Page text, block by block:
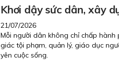
Khơi dậy sức dân, xây
21/07/2026
Mỗi người dân không chỉ chấp
giác tội phạm, quản lý, giáo dục
yên cuộc sống.